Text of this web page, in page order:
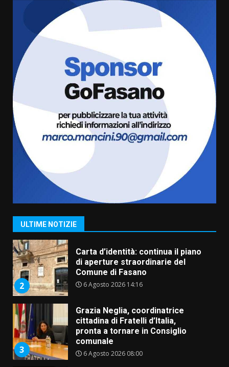
ULTIME NOTIZIE
assoluta de “L’Albergo
Belvedere. Il rapimento”
6 Agosto 2026 06:15
Serie D, l’Us Fasano è escluso
dal campionato
5 Agosto 2026 17:30
Truffatori in azione nelle
frazioni fasanesi
5 Agosto 2026 11:03
1
Fasanese ferito a colpi di arma
da fuoco
6 Agosto 2026 18:13
2
Carta d’identità: continua il piano
di aperture straordinarie del
Comune di Fasano
6 Agosto 2026 14:16
3
Grazia Neglia, coordinatrice
cittadina di Fratelli d’Italia,
pronta a tornare in Consiglio
comunale
6 Agosto 2026 08:00